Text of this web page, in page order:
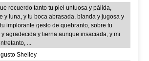
recuerdo tanto tu piel untuosa y pálida,
y luna, y tu boca abrasada, blanda y jugosa y
implorante gesto de quebranto, sobre tu
agradecida y tierna aunque insaciada, y mi
...
Shelley